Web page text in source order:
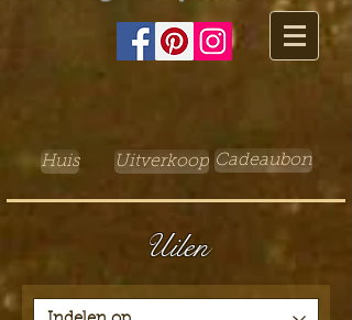
Huis Uitverkoop Cadeaubon
Uilen